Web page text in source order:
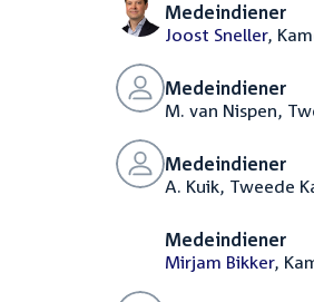
Medeindiener
Joost Sneller,
Medeindiener
M. van Nispen,
Medeindiener
A. Kuik, Tweede
Medeindiener
Mirjam Bikker,